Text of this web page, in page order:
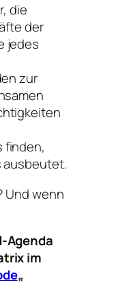
die
der
jedes
zur
finden,
ausbeutet.
Und wenn
Agenda
im
„